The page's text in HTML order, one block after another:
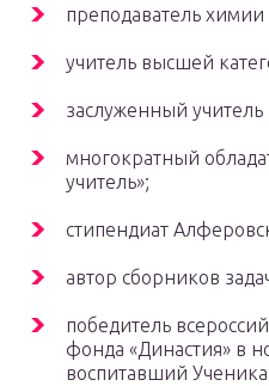
преподаватель
учитель высшей
заслуженный учитель
многократный
учитель»;
стипендиат
автор сборников
победитель
фонда «Династия» в
воспитавший